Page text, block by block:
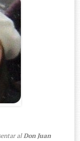
alDon Juan